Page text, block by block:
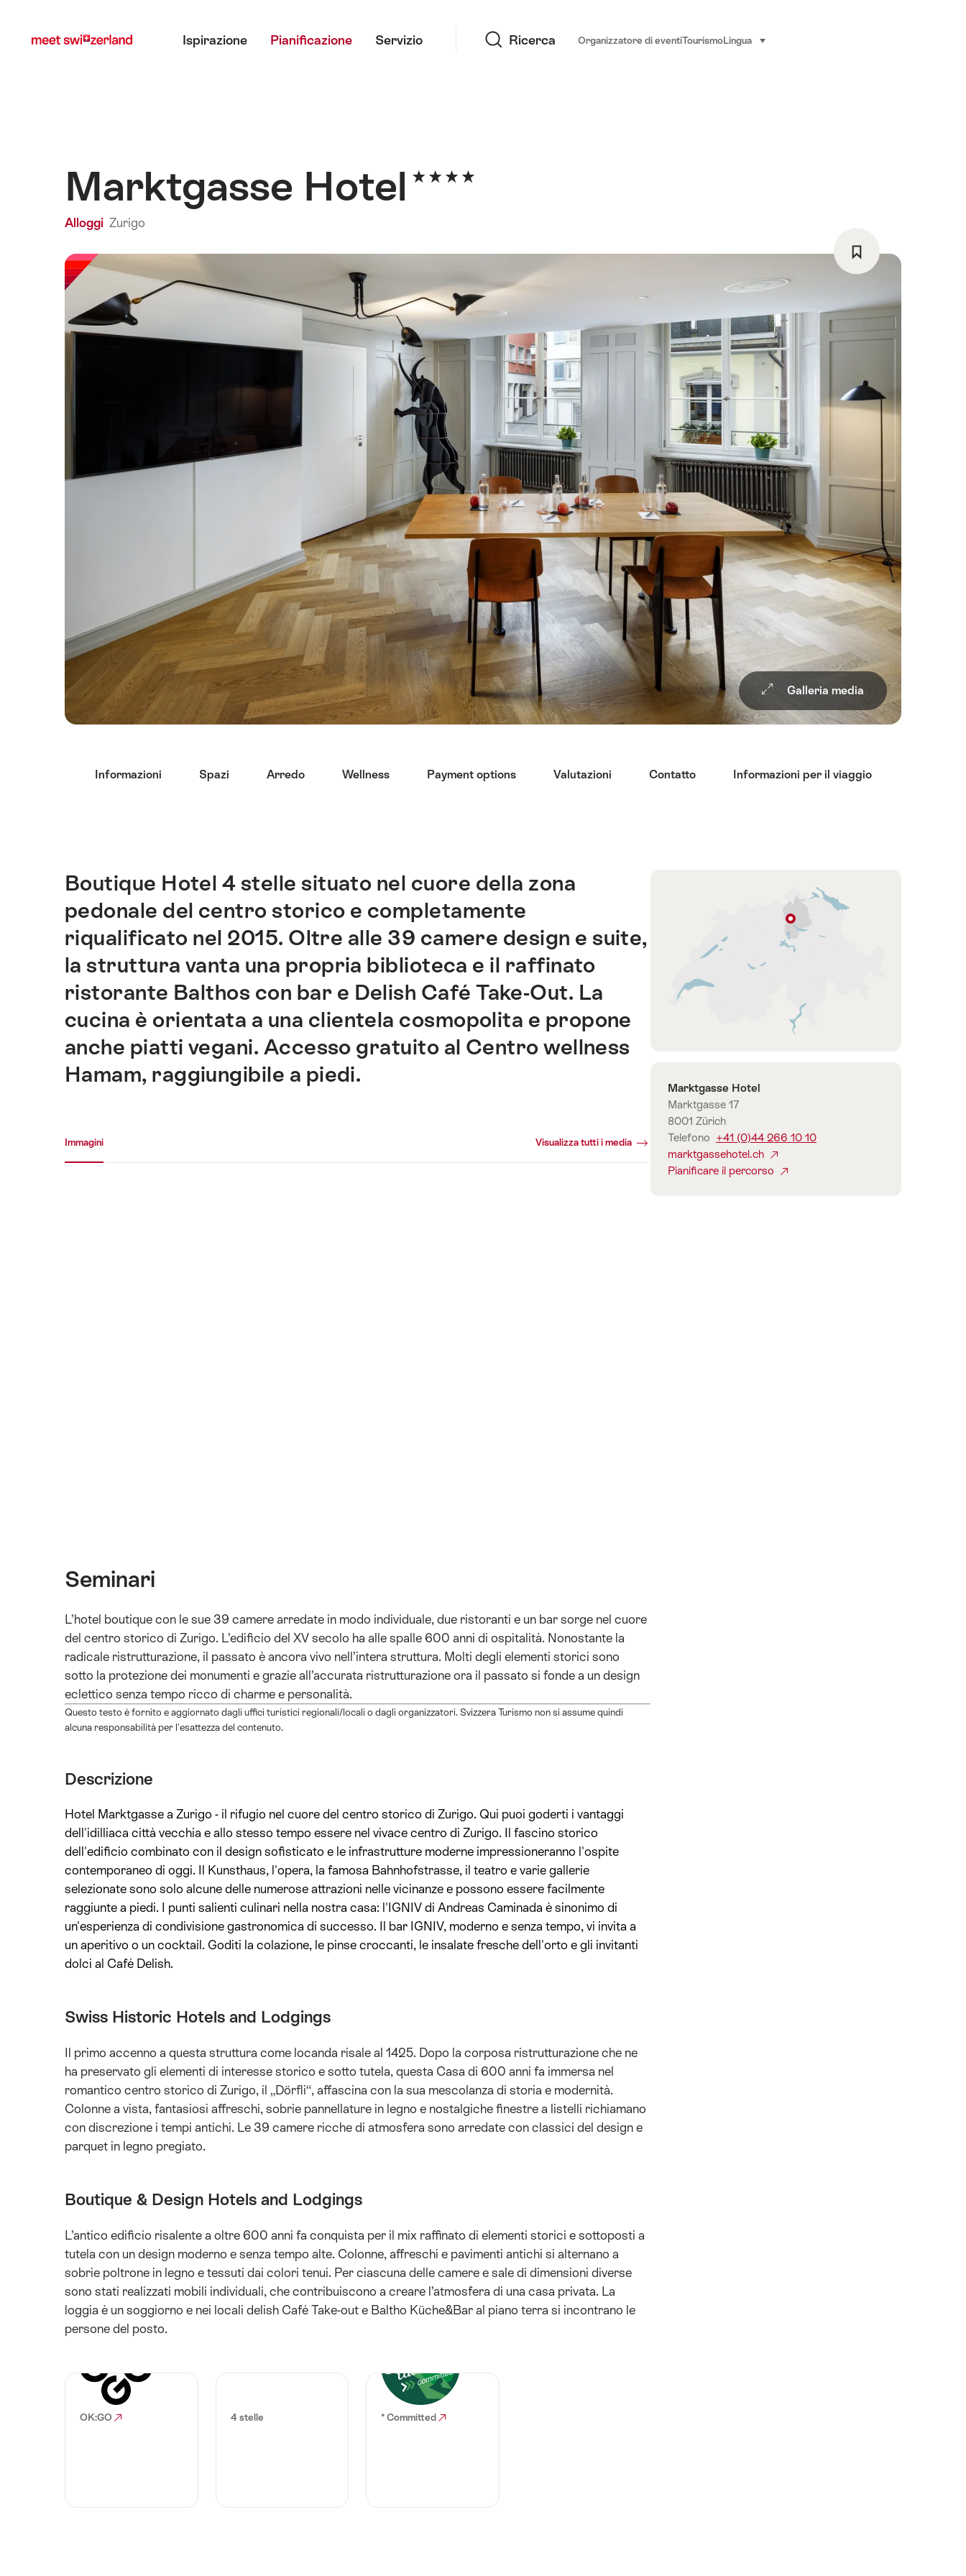
myswitzerland.com
Ispirazione Pianificazione Servizio Ricerca Organizzatore di eventiTourismoLingua seleziona (clicca per visualizzare)
Marktgasse Hotel
Alloggi Zurigo
Galleria media
come
preferito:
Wishlist
ai
punti
di
ancoraggio
di
questo
sito.
Informazioni Spazi Arredo Wellness Payment options Valutazioni Contatto Informazioni per il viaggio
Introduzione
Boutique Hotel 4 stelle situato nel cuore della zona
pedonale del centro storico e completamente
riqualificato nel 2015. Oltre alle 39 camere design e suite,
la struttura vanta una propria biblioteca e il raffinato
ristorante Balthos con bar e Delish Café Take-Out. La
cucina è orientata a una clientela cosmopolita e propone
anche piatti vegani. Accesso gratuito al Centro wellness
Hamam, raggiungibile a piedi.
Immagini Visualizza tutti i media
Seminari
L’hotel boutique con le sue 39 camere arredate in modo individuale, due ristoranti e un bar sorge nel cuore
del centro storico di Zurigo. L’edificio del XV secolo ha alle spalle 600 anni di ospitalità. Nonostante la
radicale ristrutturazione, il passato è ancora vivo nell’intera struttura. Molti degli elementi storici sono
sotto la protezione dei monumenti e grazie all’accurata ristrutturazione ora il passato si fonde a un design
eclettico senza tempo ricco di charme e personalità.
Questo testo è fornito e aggiornato dagli uffici turistici regionali/locali o dagli organizzatori. Svizzera Turismo non si assume quindi
alcuna responsabilità per l'esattezza del contenuto.
Descrizione
Hotel Marktgasse a Zurigo - il rifugio nel cuore del centro storico di Zurigo. Qui puoi goderti i vantaggi
dell'idilliaca città vecchia e allo stesso tempo essere nel vivace centro di Zurigo. Il fascino storico
dell'edificio combinato con il design sofisticato e le infrastrutture moderne impressioneranno l'ospite
contemporaneo di oggi. Il Kunsthaus, l'opera, la famosa Bahnhofstrasse, il teatro e varie gallerie
selezionate sono solo alcune delle numerose attrazioni nelle vicinanze e possono essere facilmente
raggiunte a piedi. I punti salienti culinari nella nostra casa: l'IGNIV di Andreas Caminada è sinonimo di
un'esperienza di condivisione gastronomica di successo. Il bar IGNIV, moderno e senza tempo, vi invita a
un aperitivo o un cocktail. Goditi la colazione, le pinse croccanti, le insalate fresche dell'orto e gli invitanti
dolci al Café Delish.
Swiss Historic Hotels and Lodgings
Il primo accenno a questa struttura come locanda risale al 1425. Dopo la corposa ristrutturazione che ne
ha preservato gli elementi di interesse storico e sotto tutela, questa Casa di 600 anni fa immersa nel
romantico centro storico di Zurigo, il „Dörfli“, affascina con la sua mescolanza di storia e modernità.
Colonne a vista, fantasiosi affreschi, sobrie pannellature in legno e nostalgiche finestre a listelli richiamano
con discrezione i tempi antichi. Le 39 camere ricche di atmosfera sono arredate con classici del design e
parquet in legno pregiato.
Boutique & Design Hotels and Lodgings
L’antico edificio risalente a oltre 600 anni fa conquista per il mix raffinato di elementi storici e sottoposti a
tutela con un design moderno e senza tempo alte. Colonne, affreschi e pavimenti antichi si alternano a
sobrie poltrone in legno e tessuti dai colori tenui. Per ciascuna delle camere e sale di dimensioni diverse
sono stati realizzati mobili individuali, che contribuiscono a creare l’atmosfera di una casa privata. La
loggia è un soggiorno e nei locali delish Café Take-out e Baltho Küche&Bar al piano terra si incontrano le
persone del posto.
OK:GO 4 stelle * Committed
Zurigo
Regione
Contatto
Marktgasse Hotel
Marktgasse 17
8001 Zürich
Telefono +41 (0)44 266 10 10
marktgassehotel.ch
Pianificare il percorso